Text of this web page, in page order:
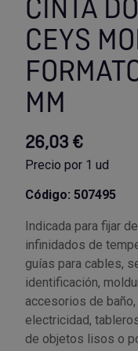
CINTA
CEYS
MM
26,03 €
Precio por 1 ud
Código: 507495
Indicada para fijar
infinidados de
guías para cables,
identificación,
accesorios de
electricidad,
de objetos lisos o
Utensilios de cocina
Llaves de gancho
Llaves de tubo
Llaves de vaso
Llaves dinamometrica
Llaves fijas planas
Martillos y mazas
Mordazas
Palancas
Topómetro
Manipulación
Material eléctrico y
Mobiliario y almacenaje
Moldes y matricería
Muelles y mangos
OUTLET
Outlet Estanterías
Outlet Extractores de
Outlet Ferreteria y
Outlet Fresas para
Outlet Herramientas
Outlet Herramientas
Outlet Herramientas
Outlet Higiene y
Pinturas, barnices,
Protección contra
control de aguas
Tornillos allen
Tornillos de ojo
Tornillos hexagonales
Tornillos para chapa
Tornillos para madera
Tornillos para metal y
Tuercas almenadas
Tuercas